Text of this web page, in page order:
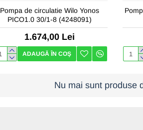
Pompa de circulatie Wilo Yonos
PICO1.0 30/1-8 (4248091)
1.674,00 Lei
ADAUGĂ ÎN COŞ
Nu mai sunt produse